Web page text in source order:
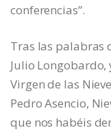
conferencias”.
Tras las palabras
Julio
Virgen de las
Pedro Asencio,
que nos habéis